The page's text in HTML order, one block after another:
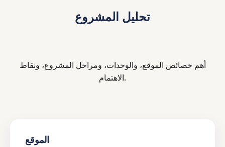
تحليل المشروع
أهم خصائص الموقع، والوحدات، ومراحل المشروع، ونقاط
الاهتمام.
الموقع